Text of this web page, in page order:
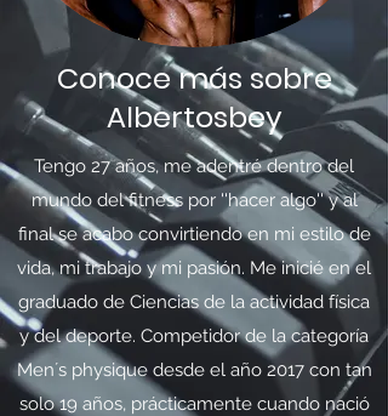
Conoce más sobre
Albertosbey
Tengo 27 años, me adentré dentro del
mundo del fitness por ''hacer algo'' y al
final se acabo convirtiendo en mi estilo de
vida, mi trabajo y mi pasión. Me inicié en el
graduado de Ciencias de la actividad física
y del deporte. Competidor de la categoría
Men´s physique desde el año 2017 con tan
solo 19 años, prácticamente cuando nació